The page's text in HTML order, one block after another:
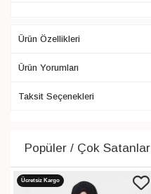
Ürün Özellikleri
Ürün Yorumları
Taksit Seçenekleri
Popüler / Çok Satanlar
Ücretsiz Kargo